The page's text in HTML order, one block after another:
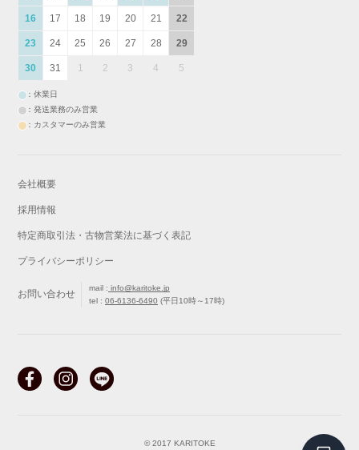
16 17 18 19 20 21 22
23 24 25 26 27 28 29
30 31 1 2 3 4 5
：休業日
：発送業務のみ営業
：カスタマーのみ営業
会社概要
採用情報
特定商取引法・古物営業法に基づく表記
プライバシーポリシー
お問い合わせ
mail : info@karitoke.jp
tel :06-6136-6490 (平日10時～17時)
© 2017 KARITOKE